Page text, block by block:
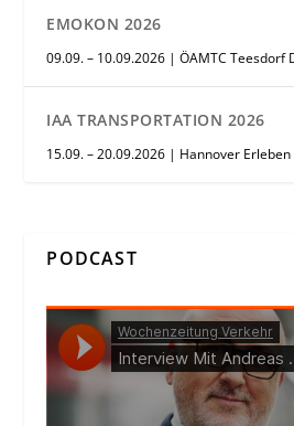
EMOKON 2026
09.09. – 10.09.2026 | ÖAMTC Teesdorf
IAA TRANSPORTATION 2026
15.09. – 20.09.2026 | Hannover
PODCAST